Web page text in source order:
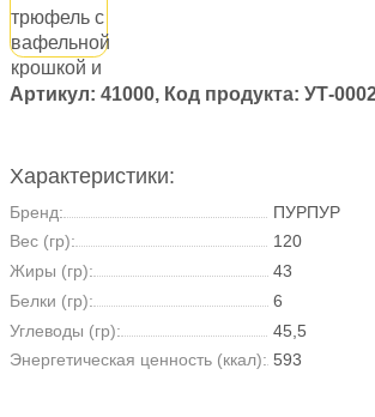
Артикул: 41000, Код продукта: УТ-
Характеристики:
Бренд:
ПУРПУР
Вес (гр):
120
Жиры (гр):
43
Белки (гр):
6
Углеводы (гр):
45,5
Энергетическая ценность (ккал): 593